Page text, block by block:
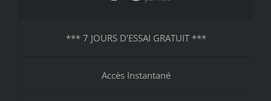
*** 7 JOURS D’ESSAI GRATUIT ***
Accès Instantané